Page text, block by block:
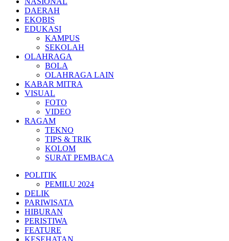
DAERAH
EKOBIS
EDUKASI
KAMPUS
SEKOLAH
OLAHRAGA
BOLA
OLAHRAGA LAIN
KABAR MITRA
VISUAL
FOTO
VIDEO
RAGAM
TEKNO
TIPS & TRIK
KOLOM
SURAT PEMBACA
POLITIK
PEMILU 2024
DELIK
PARIWISATA
HIBURAN
PERISTIWA
FEATURE
KESEHATAN